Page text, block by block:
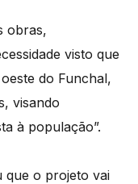
obras,
visto que
do Funchal,
visando
à população”.
que o projeto vai